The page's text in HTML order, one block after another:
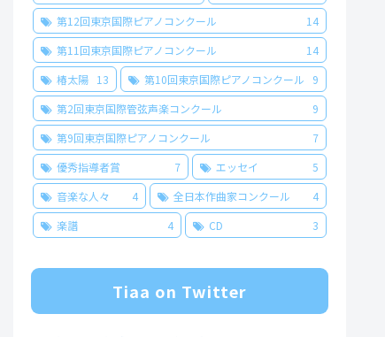
第12回東京国際ピアノコンクール
14
第11回東京国際ピアノコンクール
14
椿太陽
13 第10回東京国際ピアノコンクール
9
第2回東京国際管弦声楽コンクール
9
第9回東京国際ピアノコンクール
7
優秀指導者賞
7 エッセイ
5
音楽な人々
4 全日本作曲家コンクール
4
楽譜
4 CD 3
Tiaa on Twitter